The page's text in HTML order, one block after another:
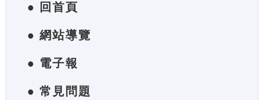
● 回首頁
● 網站導覽
● 電子報
● 常見問題